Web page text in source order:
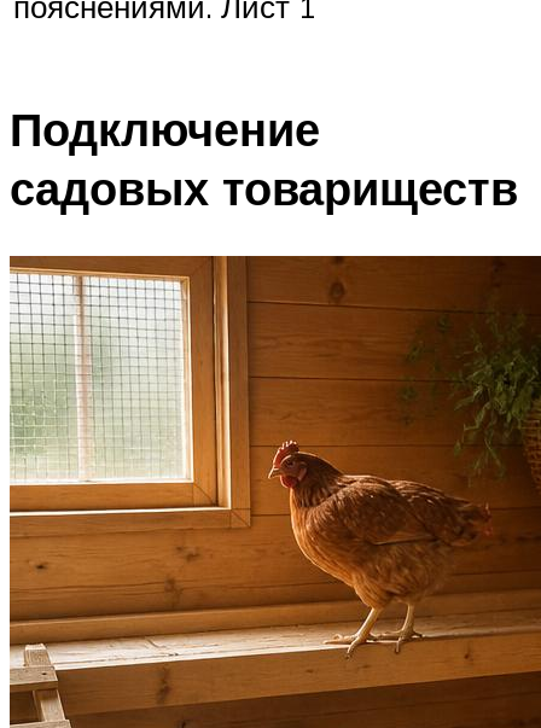
Подключение
садовых товариществ